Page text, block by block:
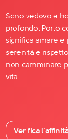
Sono vedovo e
profondo. Porto
significa amare e
serenità e
non camminare
vita.
Verifica l’affinità